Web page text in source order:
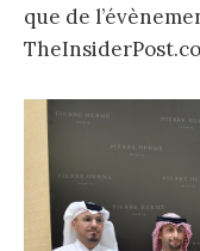
que de